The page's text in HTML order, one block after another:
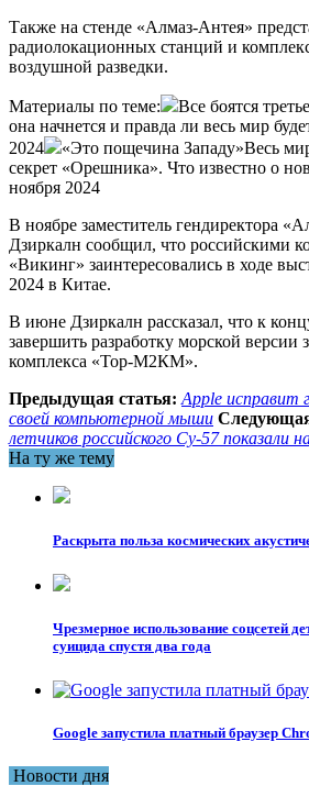
Также на стенде «Алмаз-Антея»
радиолокационных станций и
воздушной разведки.
Материалы по теме:
Все боятся
она начнется и правда ли весь мир
2024
«Это пощечина Западу»Весь
секрет «Орешника». Что известно о
ноября 2024
В ноябре заместитель гендиректора
Дзиркалн сообщил, что российскими
«Викинг» заинтересовались в ходе
2024 в Китае.
В июне Дзиркалн рассказал, что к
завершить разработку морской версии
комплекса «Тор-М2КМ».
Предыдущая статья: Apple исправит
своей компьютерной мыши
летчиков российского Су-57 показали
На ту же тему
Раскрыта польза космических
Чрезмерное использование соцсетей
суицида спустя два года
Google запустила платный браузер
Новости дня